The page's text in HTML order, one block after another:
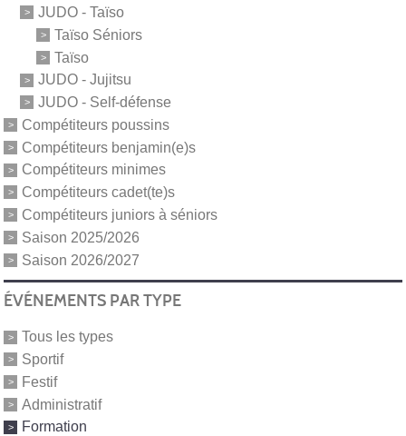
JUDO - Taïso
Taïso Séniors
Taïso
JUDO - Jujitsu
JUDO - Self-défense
Compétiteurs poussins
Compétiteurs benjamin(e)s
Compétiteurs minimes
Compétiteurs cadet(te)s
Compétiteurs juniors à séniors
Saison 2025/2026
Saison 2026/2027
ÉVÉNEMENTS PAR TYPE
Tous les types
Sportif
Festif
Administratif
Formation